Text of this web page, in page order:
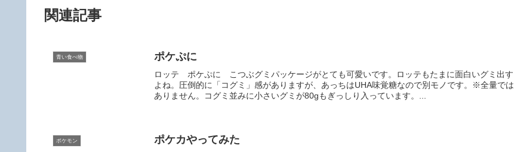
関連記事
青い食べ物 ポケぷに
ロッテ ポケぷに こつぶグミパッケージがとても可愛いです。ロッテもたまに面白いグミ出す
よね。圧倒的に「コグミ」感がありますが、あっちはUHA味覚糖なので別モノです。※全量では
ありません。コグミ並みに小さいグミが80gもぎっしり入っています。...
ポケモン ポケカやってみた